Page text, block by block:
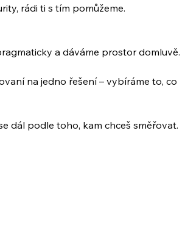
rádi ti s tím pomůžeme.
a dáváme prostor domluvě.
na jedno řešení – vybíráme to, co
dál podle toho, kam chceš směřovat.